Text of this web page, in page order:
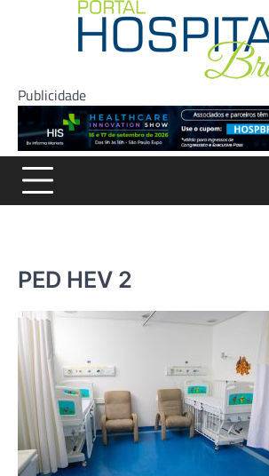
Publicidade
PED HEV 2